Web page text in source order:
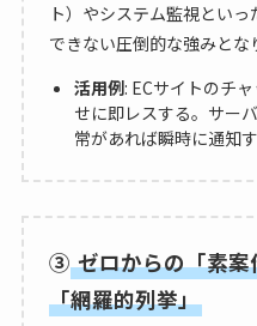
ト）やシステム監視とい
できない圧倒的な強みとな
活用例: ECサイトのチ
せに即レスする。サー
常があれば瞬時に通知す
③ゼロからの「素案
「網羅的列挙」